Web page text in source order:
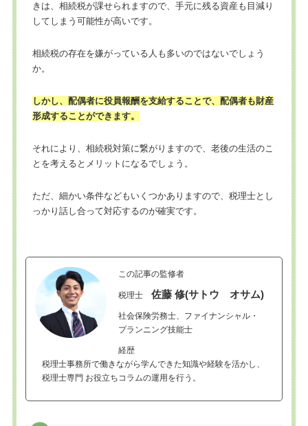
きは、相続税が課せられますので、手元に残る資産も目減り
してしまう可能性が高いです。
相続税の存在を嫌がっている人も多いのではないでしょう
か。
しかし、配偶者に役員報酬を支給することで、配偶者も財産
形成することができます。
それにより、相続税対策に繋がりますので、老後の生活のこ
とを考えるとメリットになるでしょう。
ただ、細かい条件などもいくつかありますので、税理士とし
っかり話し合って対応するのが確実です。
この記事の監修者
税理士佐藤 修(サトウ オサム)
社会保険労務士、ファイナンシャル・
プランニング技能士
経歴
税理士事務所で働きながら学んできた知識や経験を活かし、
税理士専門 お役立ちコラムの運用を行う。